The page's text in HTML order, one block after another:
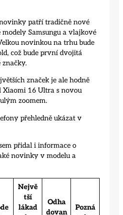
patří tradičně nové
Samsungu a vlajkové
novinkou na trhu bude
což bude první dvojitá
značky.
značek je ale hodně
Xiaomi 16 Ultra s novou
zoomem.
přehledně ukázat v
přidal i informace o
novinky v modelu a
Nejvě
tší
lákad
Odha
dovan
Pozná